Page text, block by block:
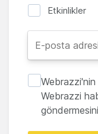
Etkinlikler
Webrazzi